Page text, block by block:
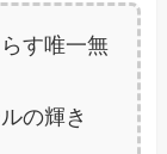
す唯一無
の輝き